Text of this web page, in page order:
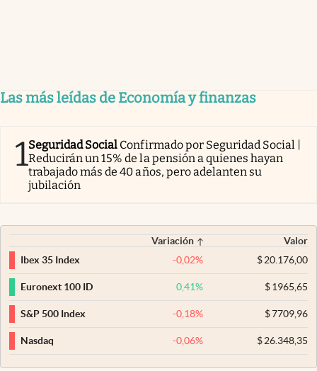
Las más leídas de Economía y finanzas
1Seguridad Social Confirmado por Seguridad Social |
Reducirán un 15% de la pensión a quienes hayan
trabajado más de 40 años, pero adelanten su
jubilación
Variación
Valor
Ibex 35 Index
-0,02% $20.176,00
Euronext 100 ID 0,41% $1965,65
S&P 500 Index -0,18% $7709,96
Nasdaq -0,06% $26.348,35